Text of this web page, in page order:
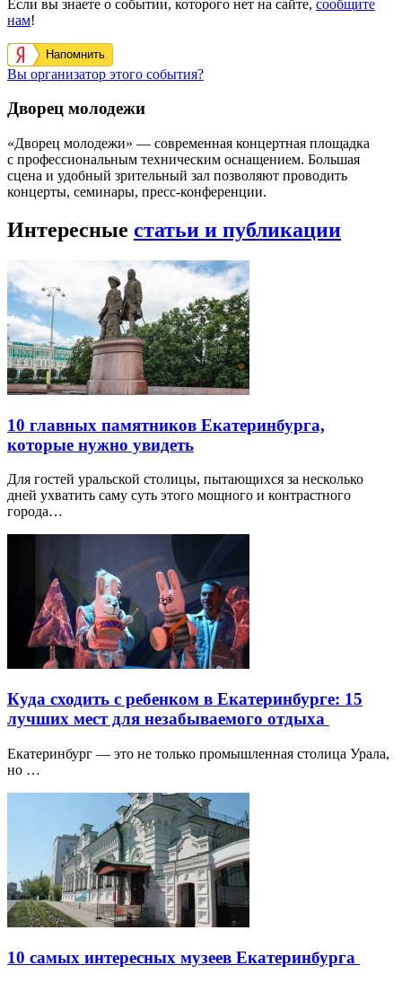
Если вы знаете о событии, которого нет на сайте, сообщите
нам!
Напомнить
Вы организатор этого события?
Дворец молодежи
«Дворец молодежи» — современная концертная площадка
с профессиональным техническим оснащением. Большая
сцена и удобный зрительный зал позволяют проводить
концерты, семинары, пресс-конференции.
Интересные статьи и публикации
10 главных памятников Екатеринбурга,
которые нужно увидеть
Для гостей уральской столицы, пытающихся за несколько
дней ухватить саму суть этого мощного и контрастного
города…
Куда сходить с ребенком в Екатеринбурге: 15
лучших мест для незабываемого отдыха
Екатеринбург — это не только промышленная столица Урала,
но …
10 самых интересных музеев Екатеринбурга